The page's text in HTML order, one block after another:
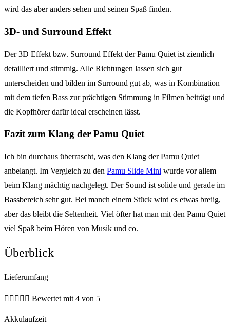
wird das aber anders sehen und seinen Spaß finden.
3D- und Surround Effekt
Der 3D Effekt bzw. Surround Effekt der Pamu Quiet ist ziemlich
detailliert und stimmig. Alle Richtungen lassen sich gut
unterscheiden und bilden im Surround gut ab, was in Kombination
mit dem tiefen Bass zur prächtigen Stimmung in Filmen beiträgt und
die Kopfhörer dafür ideal erscheinen lässt.
Fazit zum Klang der Pamu Quiet
Ich bin durchaus überrascht, was den Klang der Pamu Quiet
anbelangt. Im Vergleich zu den Pamu Slide Mini wurde vor allem
beim Klang mächtig nachgelegt. Der Sound ist solide und gerade im
Bassbereich sehr gut. Bei manch einem Stück wird es etwas breiig,
aber das bleibt die Seltenheit. Viel öfter hat man mit den Pamu Quiet
viel Spaß beim Hören von Musik und co.
Überblick
Lieferumfang
     Bewertet mit 4 von 5
Akkulaufzeit